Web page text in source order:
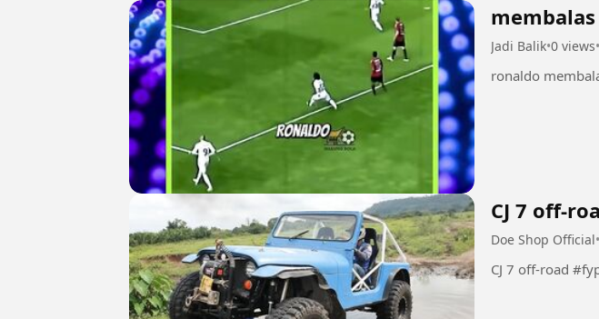
Jadi Balik•0 views•
CJ 7 off-
Doe Shop Official•